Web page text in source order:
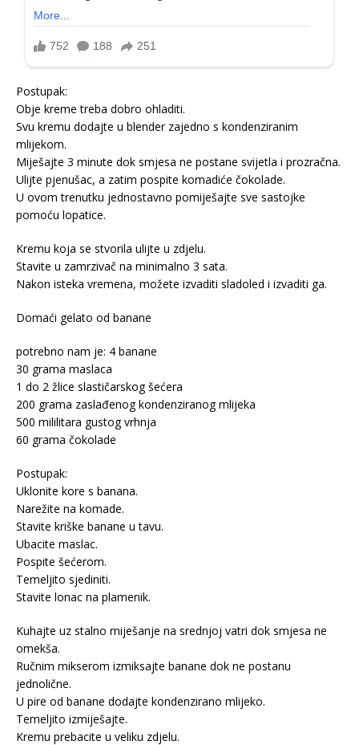
Postupak:
Obje kreme treba dobro ohladiti.
Svu kremu dodajte u blender zajedno s kondenziranim
mlijekom.
Miješajte 3 minute dok smjesa ne postane svijetla i prozračna.
Ulijte pjenušac, a zatim pospite komadiće čokolade.
U ovom trenutku jednostavno pomiješajte sve sastojke
pomoću lopatice.
Kremu koja se stvorila ulijte u zdjelu.
Stavite u zamrzivač na minimalno 3 sata.
Nakon isteka vremena, možete izvaditi sladoled i izvaditi ga.
Domaći gelato od banane
potrebno nam je: 4 banane
30 grama maslaca
1 do 2 žlice slastičarskog šećera
200 grama zaslađenog kondenziranog mlijeka
500 mililitara gustog vrhnja
60 grama čokolade
Postupak:
Uklonite kore s banana.
Narežite na komade.
Stavite kriške banane u tavu.
Ubacite maslac.
Pospite šećerom.
Temeljito sjediniti.
Stavite lonac na plamenik.
Kuhajte uz stalno miješanje na srednjoj vatri dok smjesa ne
omekša.
Ručnim mikserom izmiksajte banane dok ne postanu
jednolične.
U pire od banane dodajte kondenzirano mlijeko.
Temeljito izmiješajte.
Kremu prebacite u veliku zdjelu.